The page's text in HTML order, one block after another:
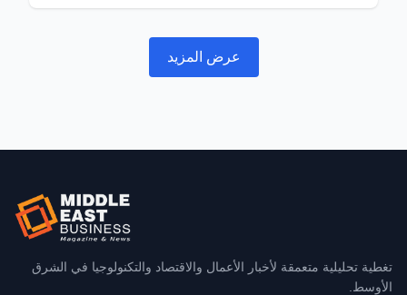
عرض المزيد
تغطية تحليلية متعمقة لأخبار الأعمال والاقتصاد والتكنولوجيا في الشرق
الأوسط.